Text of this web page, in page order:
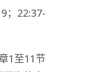
；22:37-
1至11节